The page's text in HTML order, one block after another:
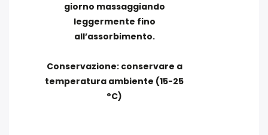
giorno massaggiando
leggermente fino
all’assorbimento.
Conservazione: conservare a
temperatura ambiente (15-25
°C)